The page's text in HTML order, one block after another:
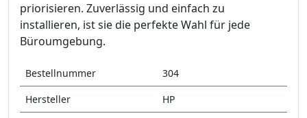
priorisieren. Zuverlässig und einfach zu
installieren, ist sie die perfekte Wahl für jede
Büroumgebung.
Bestellnummer
304
Hersteller
HP